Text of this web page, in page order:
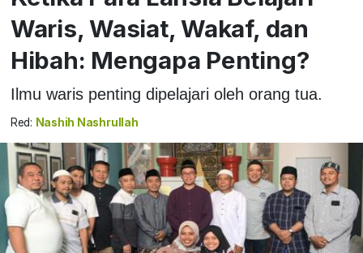
Waris, Wasiat, Wakaf, dan
Hibah: Mengapa Penting?
Ilmu waris penting dipelajari oleh orang tua.
Red: Nashih Nashrullah